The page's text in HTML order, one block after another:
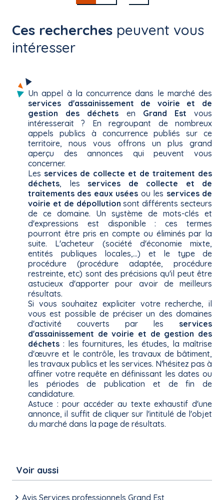
Ces recherches peuvent vous
intéresser
Un appel à la concurrence dans le marché des
services d'assainissement de voirie et de
gestion des déchets en Grand Est vous
intéresserait ? En regroupant de nombreux
appels publics à concurrence publiés sur ce
territoire, nous vous offrons un plus grand
aperçu des annonces qui peuvent vous
concerner.
Les services de collecte et de traitement des
déchets, les services de collecte et de
traitements des eaux usées ou les services de
voirie et de dépollution sont différents secteurs
de ce domaine. Un système de mots-clés et
d'expressions est disponible : ces termes
pourront être pris en compte ou éliminés par la
suite. L'acheteur (société d'économie mixte,
entités publiques locales,...) et le type de
procédure (procédure adaptée, procédure
restreinte, etc) sont des précisions qu'il peut être
astucieux d'apporter pour avoir de meilleurs
résultats.
Si vous souhaitez expliciter votre recherche, il
vous est possible de préciser un des domaines
d'activité couverts par les services
d'assainissement de voirie et de gestion des
déchets : les fournitures, les études, la maîtrise
d'œuvre et le contrôle, les travaux de bâtiment,
les travaux publics et les services. N'hésitez pas à
affiner votre requête en définissant les dates ou
les périodes de publication et de fin de
candidature.
Astuce : pour accéder au texte exhaustif d'une
annonce, il suffit de cliquer sur l'intitulé de l'objet
du marché dans la page de résultats.
Voir aussi
Avis Services professionnels Grand Est